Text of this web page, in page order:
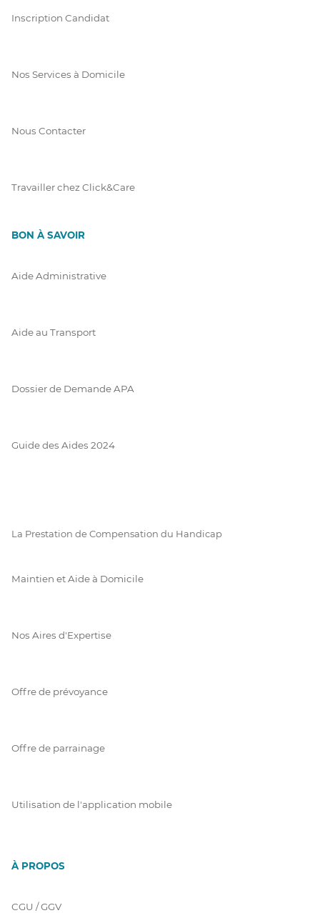
Inscription Candidat
Nos Services à Domicile
Nous Contacter
Travailler chez Click&Care
BON À SAVOIR
Aide Administrative
Aide au Transport
Dossier de Demande APA
Guide des Aides 2024
La Prestation de Compensation du Handicap
Maintien et Aide à Domicile
Nos Aires d'Expertise
Offre de prévoyance
Offre de parrainage
Utilisation de l'application mobile
À PROPOS
CGU / GGV